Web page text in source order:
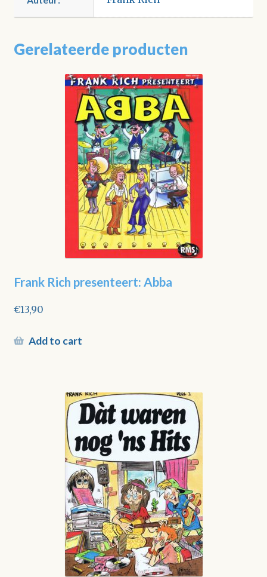
Gerelateerde producten
Frank Rich presenteert: Abba
€13,90
Add to cart